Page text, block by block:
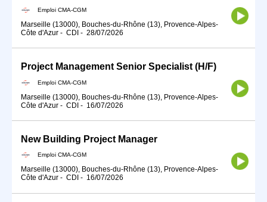
Emploi CMA-CGM
Marseille (13000), Bouches-du-Rhône (13), Provence-Alpes-
Côte d'Azur - CDI - 28/07/2026
Project Management Senior Specialist (H/F)
Emploi CMA-CGM
Marseille (13000), Bouches-du-Rhône (13), Provence-Alpes-
Côte d'Azur - CDI - 16/07/2026
New Building Project Manager
Emploi CMA-CGM
Marseille (13000), Bouches-du-Rhône (13), Provence-Alpes-
Côte d'Azur - CDI - 16/07/2026